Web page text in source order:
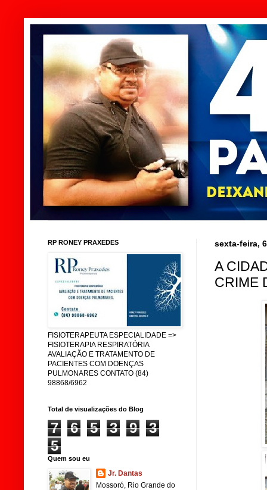
sexta-feira,
A
CRIME
RP RONEY PRAXEDES
FISIOTERAPEUTA ESPECIALIDADE =>
FISIOTERAPIA RESPIRATÓRIA
AVALIAÇÃO E TRATAMENTO DE
PACIENTES COM DOENÇAS
PULMONARES CONTATO (84)
98868/6962
Total de visualizações do Blog
7 6 5 3 9
3
5
Quem sou eu
Jr. Dantas
Mossoró, Rio Grande do